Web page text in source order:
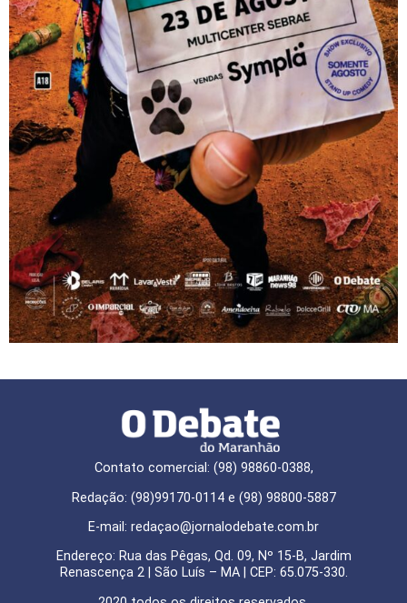
Contato comercial: (98) 98860-0388,
Redação: (98)99170-0114 e (98) 98800-5887
E-mail: redaçao@jornalodebate.com.br
Endereço: Rua das Pêgas, Qd. 09, Nº 15-B, Jardim
Renascença 2 | São Luís – MA | CEP: 65.075-330.